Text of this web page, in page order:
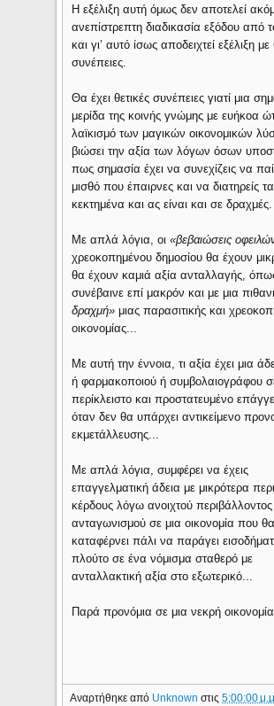
Η εξέλιξη αυτή όμως δεν αποτελεί
ανεπίστρεπτη διαδικασία εξόδου από
και γι’ αυτό ίσως αποδειχτεί εξέλιξη με
συνέπειες.
Θα έχει θετικές συνέπειες γιατί μια
μερίδα της κοινής γνώμης με ευήκοα
λαϊκισμό των μαγικών οικονομικών
βιώσει την αξία των λόγων όσων
πως σημασία έχει να συνεχίζεις να
μισθό που έπαιρνες και να διατηρείς τα
κεκτημένα και ας είναι και σε δραχμές.
Με απλά λόγια, οι«βεβαιώσεις
χρεοκοπημένου δημοσίου θα έχουν
θα έχουν καμιά αξία ανταλλαγής,
συνέβαινε επί μακρόν και με μια
δραχμή» μιας παρασιτικής και
οικονομίας...
Με αυτή την έννοια, τι αξία έχει μια
ή φαρμακοποιού ή συμβολαιογράφου
περίκλειστο και προστατευμένο
όταν δεν θα υπάρχει αντικείμενο
εκμετάλλευσης...
Με απλά λόγια, συμφέρει να έχεις
επαγγελματική άδεια με μικρότερα
κέρδους λόγω ανοιχτού περιβάλλοντος
ανταγωνισμού σε μια οικονομία που θα
καταφέρνει πάλι να παράγει
πλούτο σε ένα νόμισμα σταθερό με
ανταλλακτική αξία στο εξωτερικό...
Παρά προνόμια σε μια νεκρή
Αναρτήθηκε από Unknownστις5:00:00